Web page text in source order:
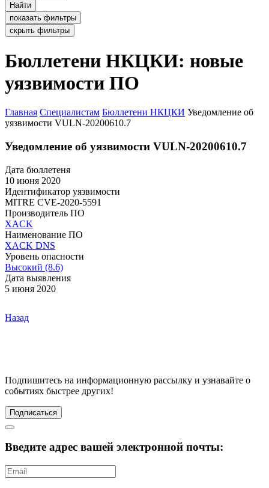
Найти
показать фильтры
скрыть фильтры
Бюллетени НКЦКИ: новые
уязвимости ПО
Главная Специалистам Бюллетени НКЦКИ Уведомление об
уязвимости VULN-20200610.7
Уведомление об уязвимости VULN-20200610.7
Дата бюллетеня
10 июня 2020
Идентификатор уязвимости
MITRE CVE-2020-5591
Производитель ПО
XACK
Наименование ПО
XACK DNS
Уровень опасности
Высокий (8.6)
Дата выявления
5 июня 2020
Назад
Подпишитесь на информационную рассылку и узнавайте о
событиях быстрее других!
Подписаться
Введите адрес вашей электронной почты: